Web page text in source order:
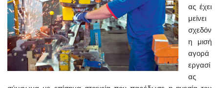
ας έχει
μείνει
σχεδόν
η μισή
αγορά
εργασί
ας